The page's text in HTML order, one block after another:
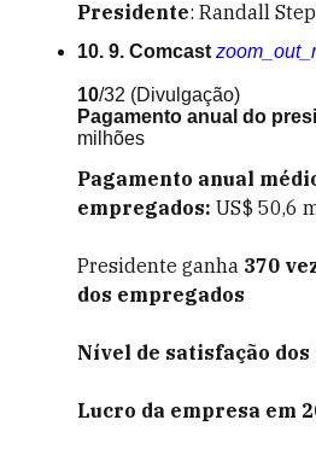
Presidente: Randall
10. 9. Comcast
10/32 (Divulgação)
Pagamento anual do
milhões
Pagamento anual
empregados: US$ 50,6
Presidente ganha 370
dos empregados
Nível de satisfação
Lucro da empresa em